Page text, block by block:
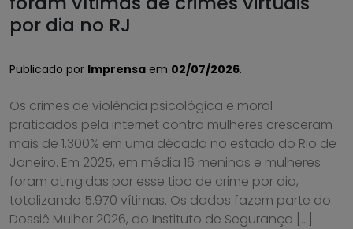
por dia no RJ
Publicado por Imprensa em 02/07/2026.
Os crimes de violência psicológica e moral
praticados pela internet contra mulheres cresceram
mais de 1.300% em uma década no estado do Rio de
Janeiro. Em 2025, em média 16 meninas e mulheres
foram atingidas por esse tipo de crime por dia,
totalizando 5.970 vítimas. Os dados fazem parte do
Dossiê Mulher 2026, do Instituto de Segurança […]